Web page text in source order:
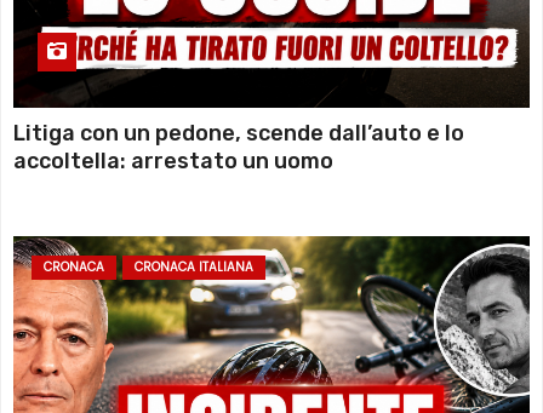
Litiga con un pedone, scende dall’auto e lo
accoltella: arrestato un uomo
CRONACA CRONACA ITALIANA